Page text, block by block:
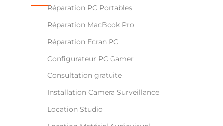
Réparation PC Portables
Réparation MacBook Pro
Réparation Ecran PC
Configurateur PC Gamer
Consultation gratuite
Installation Camera Surveillance
Location Studio